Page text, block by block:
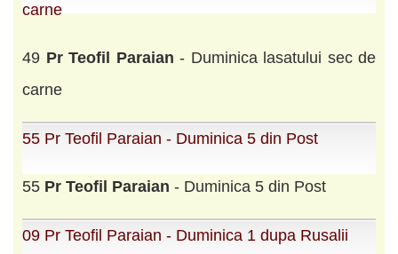
carne
49 Pr Teofil Paraian - Duminica lasatului sec de
carne
55 Pr Teofil Paraian - Duminica 5 din Post
55 Pr Teofil Paraian - Duminica 5 din Post
09 Pr Teofil Paraian - Duminica 1 dupa Rusalii